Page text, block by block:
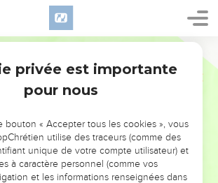
PAS L’ÉVÉNEMENT
DE L’ANNÉE !
POUVAIENT VOUS ÉVITER LES
VOTRES ?
privée est importante
pour nous
bouton « Accepter tous les cookies », vous
utilise des traceurs (comme des
unique de votre compte utilisateur) et
à caractère personnel (comme vos
et les informations renseignées dans